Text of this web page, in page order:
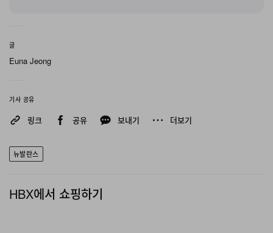
글
Euna Jeong
기사 공유
링크 공유 보내기 더보기
뉴발란스
HBX에서 쇼핑하기